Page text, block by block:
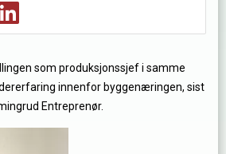
som produksjonssjef i samme
innenfor byggenæringen, sist
Entreprenør.